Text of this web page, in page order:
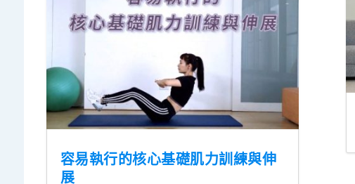
容易執行的核心基礎肌力訓練與伸
展